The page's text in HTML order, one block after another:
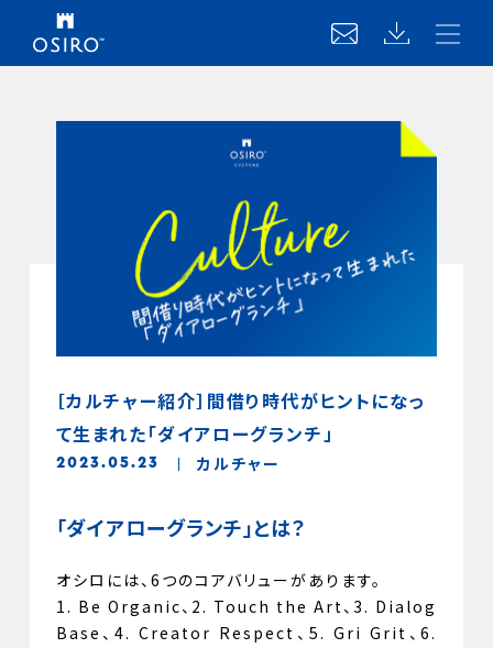
［カルチャー紹介］間借り時代がヒントになっ
て生まれた「ダイアローグランチ」
2023.05.23 カルチャー
「ダイアローグランチ」とは？
オシロには、6つのコアバリューがあります。
1. Be Organic、2. Touch the Art、3. Dialog
Base、4. Creator Respect、5. Gri Grit、6.